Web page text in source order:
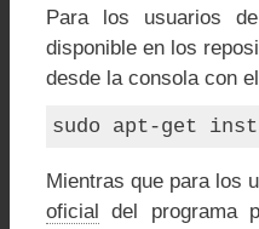
Para los usuarios
disponible en los
desde la consola con
sudo apt-get
Mientras que para los
oficial del programa